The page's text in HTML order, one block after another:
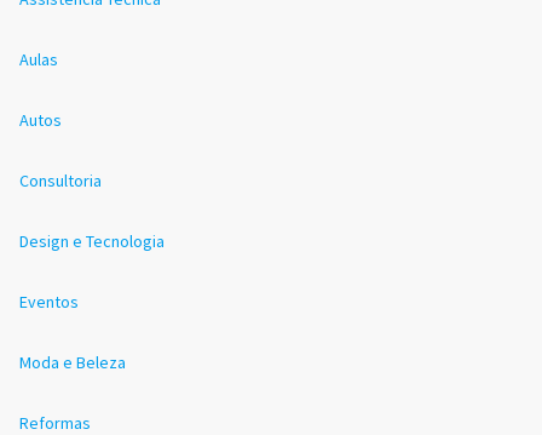
Aulas
Autos
Consultoria
Design e Tecnologia
Eventos
Moda e Beleza
Reformas